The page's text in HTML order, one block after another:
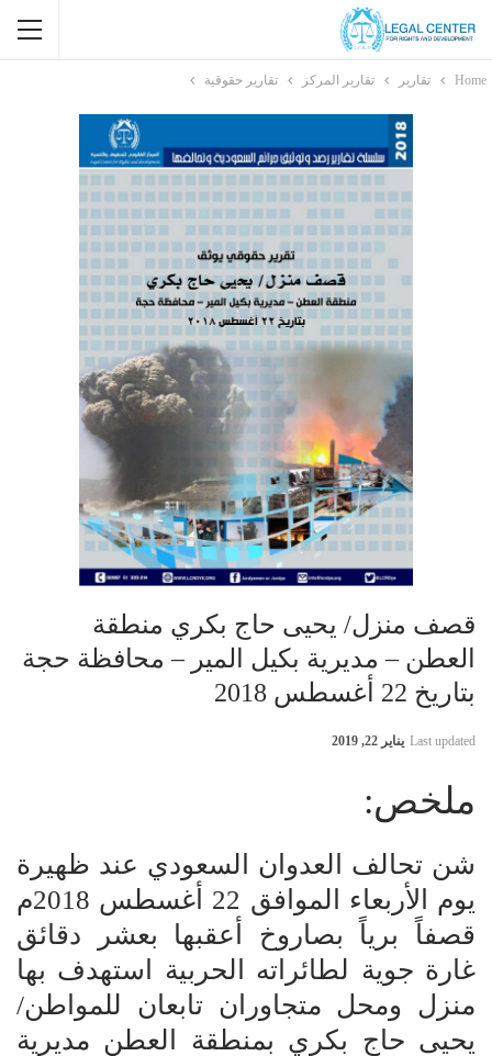
Home تقارير تقارير المركز تقارير حقوقية
قصف منزل/ يحيى حاج بكري منطقة
العطن – مديرية بكيل المير – محافظة حجة
بتاريخ 22 أغسطس 2018
Last updated يناير 22, 2019
ملخص:
شن تحالف العدوان السعودي عند ظهيرة
يوم الأربعاء الموافق 22 أغسطس 2018م
قصفاً برياً بصاروخ أعقبها بعشر دقائق
غارة جوية لطائراته الحربية استهدف بها
منزل ومحل متجاوران تابعان للمواطن/
يحيى حاج بكري بمنطقة العطن مديرية